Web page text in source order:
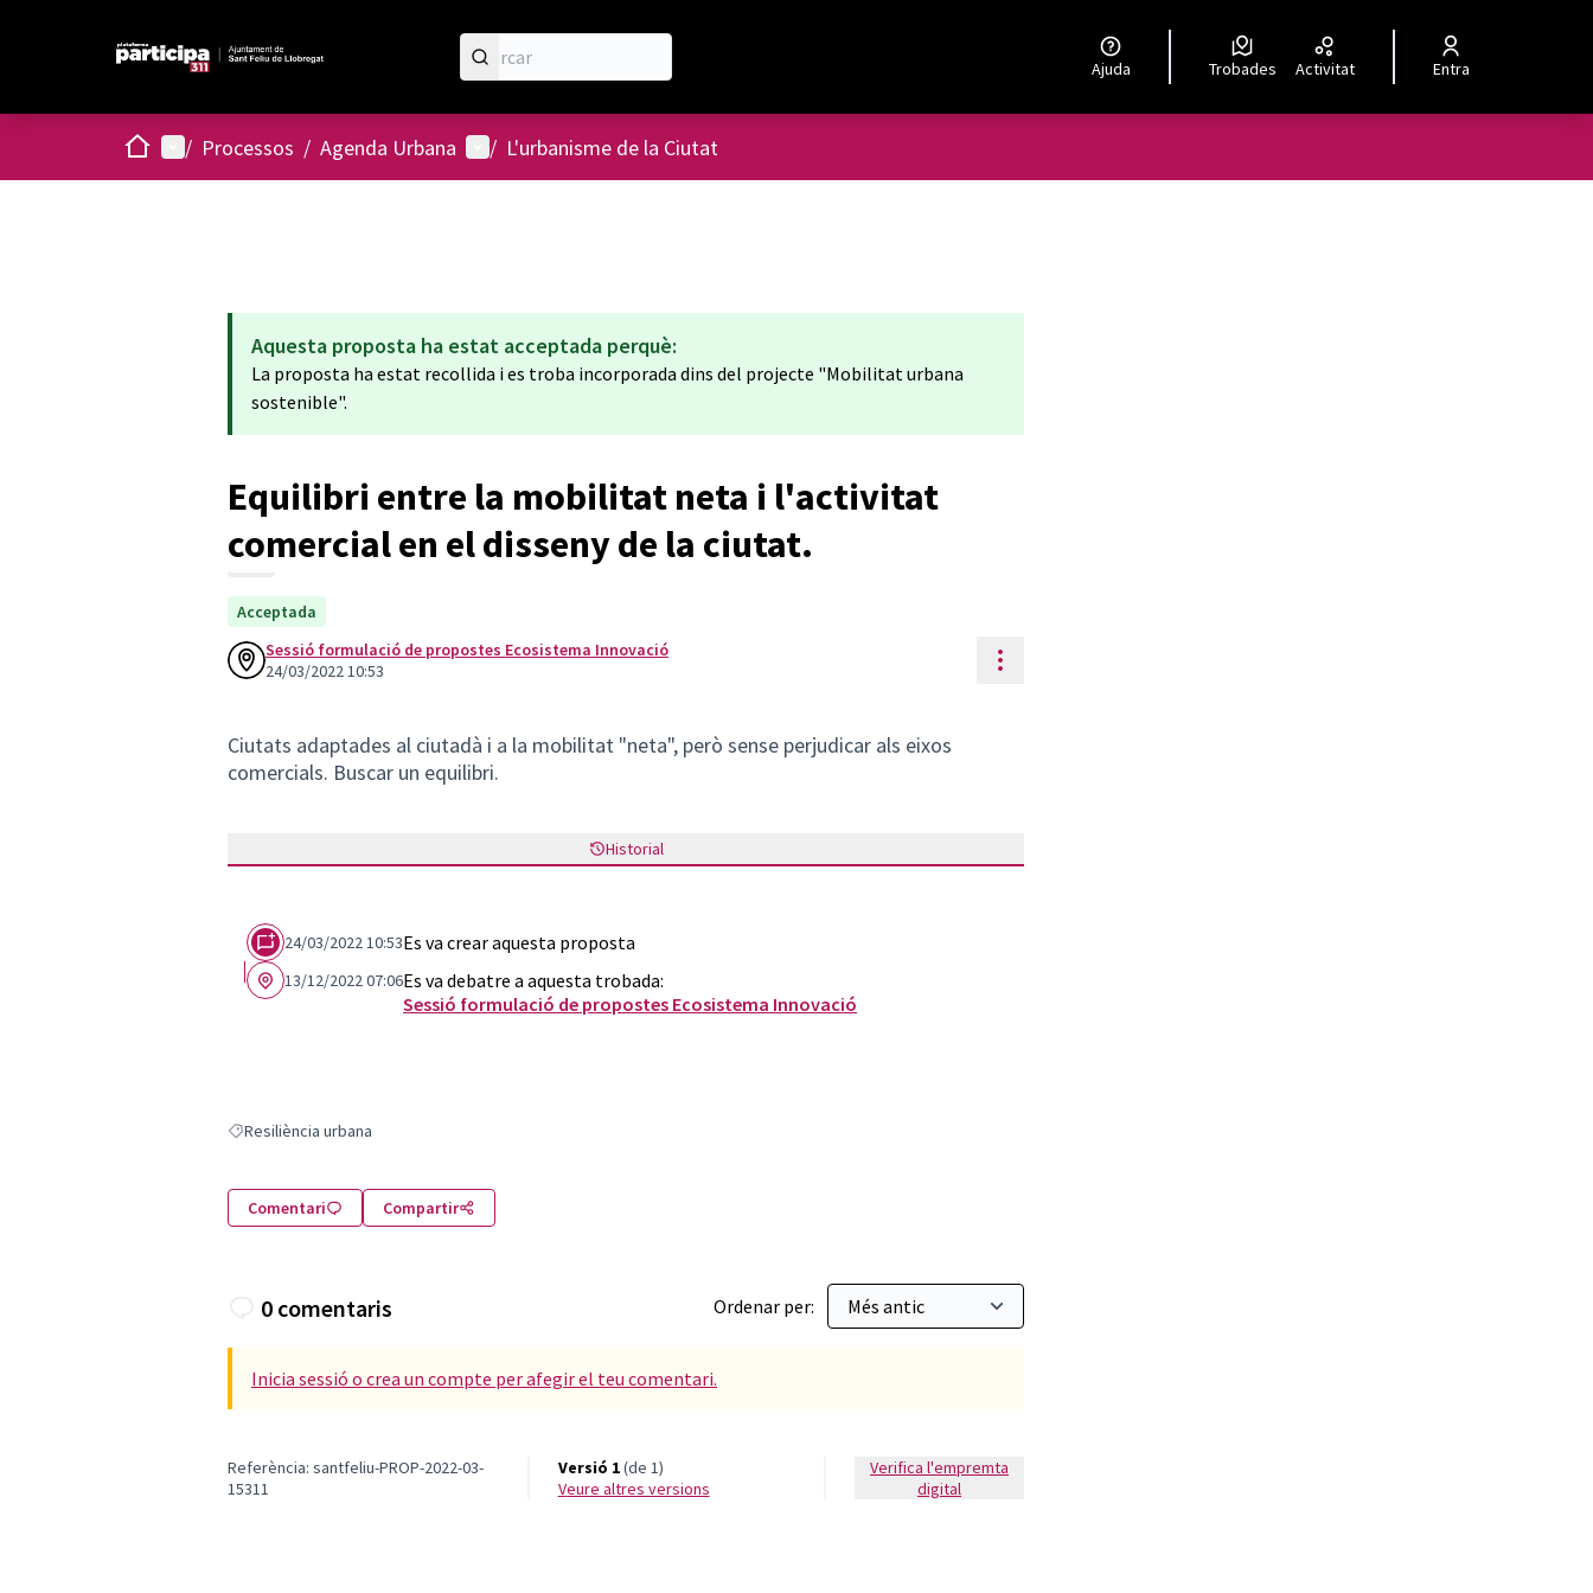
Ajuda Trobades Activitat Entra
Inici Menú principal
/ Processos / Agenda Urbana Menú d'usuari
/ L'urbanisme de la Ciutat
Aquesta proposta ha estat acceptada perquè:
La proposta ha estat recollida i es troba incorporada dins del projecte "Mobilitat urbana
sostenible".
Equilibri entre la mobilitat neta i l'activitat
comercial en el disseny de la ciutat.
Acceptada
Sessió formulació de propostes Ecosistema Innovació
24/03/2022 10:53
Controls de recursos
Ciutats adaptades al ciutadà i a la mobilitat "neta", però sense perjudicar als eixos
comercials. Buscar un equilibri.
Historial
24/03/2022 10:53Es va crear aquesta proposta
13/12/2022 07:06Es va debatre a aquesta trobada:
Sessió formulació de propostes Ecosistema Innovació
Resultats en filtrar per: Resiliència urbana
Resiliència urbana
Comentari Compartir
0 comentaris Ordenar per:
Inicia sessió o crea un compte per afegir el teu comentari.
Referència: santfeliu-PROP-2022-03-
15311
Versió 1(de 1)
veure altres versions
Verifica l'empremta
digital